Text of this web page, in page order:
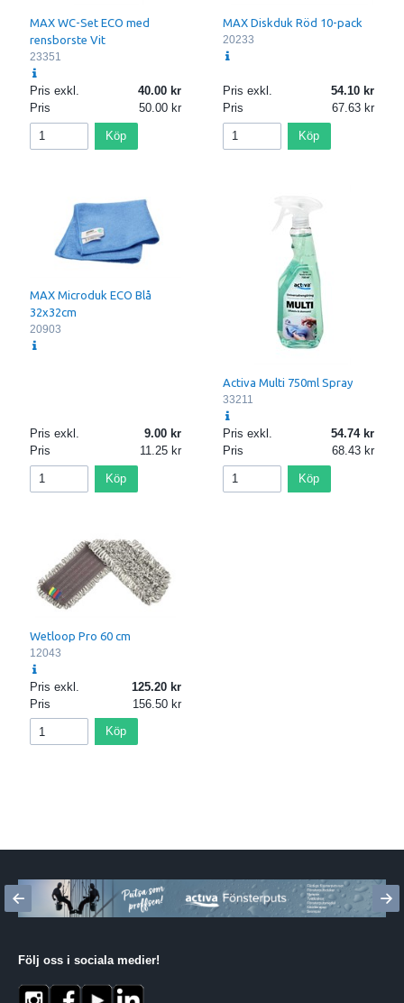
MAX WC-Set ECO med
rensborste Vit
23351
Pris exkl.
40.00
Pris
50.00
Köp
MAX Diskduk Röd 10-pack
20233
Pris exkl.
54.10
Pris
67.63
Köp
MAX Microduk ECO Blå
32x32cm
20903
Pris exkl.
9.00
Pris
11.25
Köp
Activa Multi 750ml Spray
33211
Pris exkl.
54.74
Pris
68.43
Köp
Wetloop Pro 60 cm
12043
Pris exkl.
125.20
Pris
156.50
Köp
Följ oss i sociala medier!